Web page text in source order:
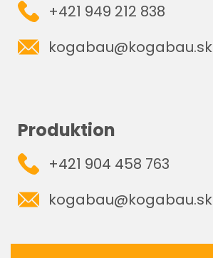
+421 949 212 838
kogabau@kogabau.sk
Produktion
+421 904 458 763
kogabau@kogabau.sk